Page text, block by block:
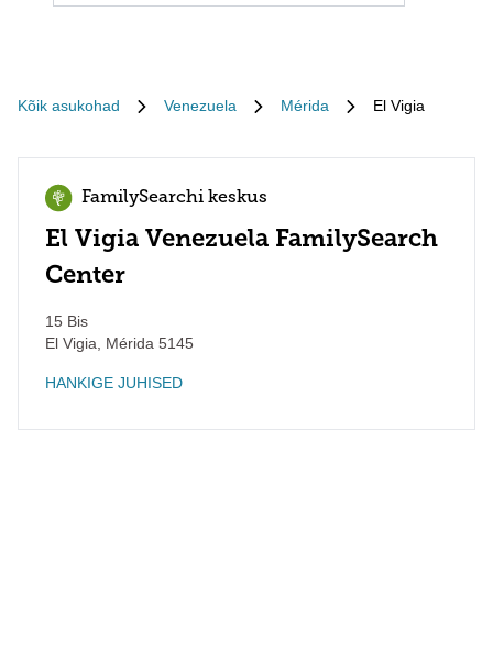
Kõik asukohad Venezuela Mérida El Vigia
FamilySearchi keskus
El Vigia Venezuela FamilySearch
Center
15 Bis
El Vigia
Mérida 5145
HANKIGE JUHISED